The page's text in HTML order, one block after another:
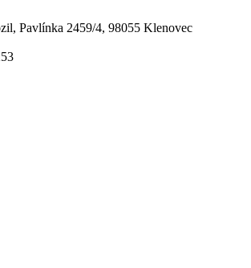
Pavlínka 2459/4, 98055 Klenovec